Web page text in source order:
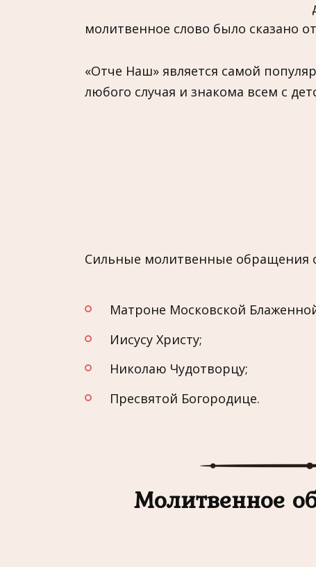
молитвенное слово было сказано
«Отче Наш» является самой
любого случая и знакома всем с
Сильные молитвенные обращения
Матроне Московской
Иисусу Христу;
Николаю Чудотворцу;
Пресвятой Богородице.
Молитвенное